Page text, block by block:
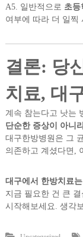
A5. 일반적으로 초등
여부에 따라 더 일찍
결론: 당
치료, 대
계속 참는다고 낫는
단순한 증상이 아니
대구한방병원은 그
의존하고 계셨다면,
대구에서 한방치료
지금 필요한 건 큰
시작해보세요. 생각